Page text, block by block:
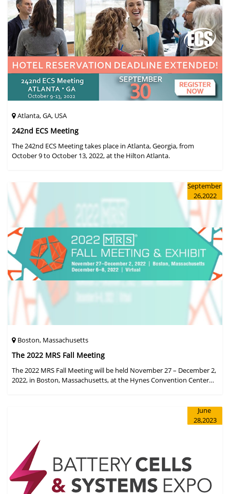
Atlanta, GA, USA
242nd ECS Meeting
The 242nd ECS Meeting takes place in Atlanta, Georgia, from
October 9 to October 13, 2022, at the Hilton Atlanta.
September
26,2022
Boston, Massachusetts
The 2022 MRS Fall Meeting
The 2022 MRS Fall Meeting will be held November 27 – December 2,
2022, in Boston, Massachusetts, at the Hynes Convention Center
June
28,2023